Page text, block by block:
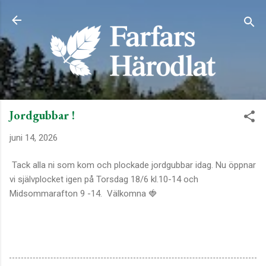
Jordgubbar !
juni 14, 2026
Tack alla ni som kom och plockade jordgubbar idag. Nu öppnar
vi självplocket igen på Torsdag 18/6 kl.10-14 och
Midsommarafton 9 -14. Välkomna 🍓